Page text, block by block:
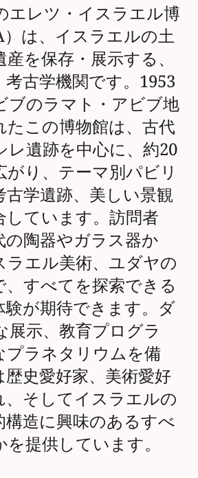
エレツ・イスラエル博
は、イスラエルの土
を保存・展示する、
古学機関です。1953
ブのラマト・アビブ地
たこの博物館は、古代
レ遺跡を中心に、約20
がり、テーマ別パビリ
古学遺跡、美しい景観
しています。訪問者
の陶器やガラス器か
ラエル美術、ユダヤの
、すべてを探索できる
験が期待できます。ダ
展示、教育プログラ
プラネタリウムを備
史愛好家、美術愛好
、そしてイスラエルの
構造に興味のあるすべ
提供しています。